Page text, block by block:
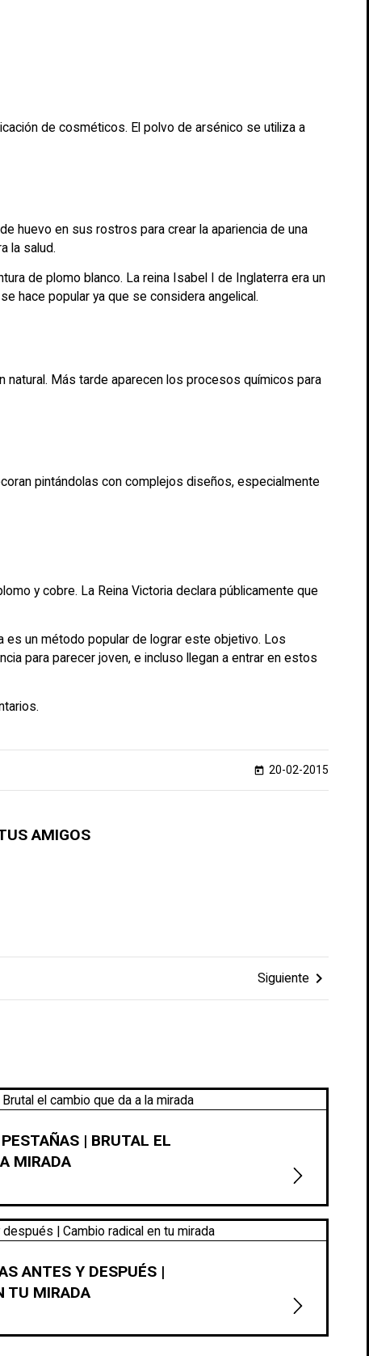
de cosméticos. El polvo de arsénico se utiliza a
huevo en sus rostros para crear la apariencia de una
la salud.
de plomo blanco. La reina Isabel I de Inglaterra era un
hace popular ya que se considera angelical.
natural. Más tarde aparecen los procesos químicos para
pintándolas con complejos diseños, especialmente
y cobre. La Reina Victoria declara públicamente que
es un método popular de lograr este objetivo. Los
para parecer joven, e incluso llegan a entrar en estos
today 20-02-2015
AMIGOS
Siguiente chevron_right
| BRUTAL EL
MIRADA
ANTES Y DESPUÉS |
TU MIRADA